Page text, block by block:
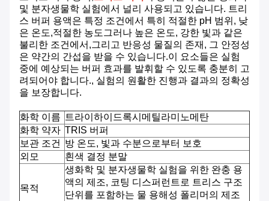
및 분자생물학 실험에서 널리 사용되고 있습니다. 트리
스 버퍼 용액은 특정 조건에서 특히 적절한 pH 범위, 낮
은 온도,적절한 농도그러나 높은 온도, 강한 빛과 같은
불리한 조건에서,그리고 반응성 물질의 존재, 그 안정성
은 약간의 간섭을 받을 수 있습니다.이 요소들은 실험
중에 예상되는 버퍼 효과를 발휘할 수 있도록 충분히 고
려되어야 합니다., 실험의 원활한 진행과 결과의 정확성
을 보장합니다.
화학 이름 트라이하이드록시메틸라미노메탄
화학 약자 TRIS 버퍼
보관 조건 방 온도, 빛과 수분으로부터 보호
외모
흰색 결정 분말
목적
생화학 및 분자생물학 실험을 위한 완충 용
액의 제조, 코팅 디스퍼런트로 트리스 구조
단위를 포함하는 물 용해성 폴리머의 제조